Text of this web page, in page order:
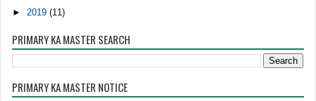
► 2019(11)
PRIMARY KA MASTER SEARCH
PRIMARY KA MASTER NOTICE